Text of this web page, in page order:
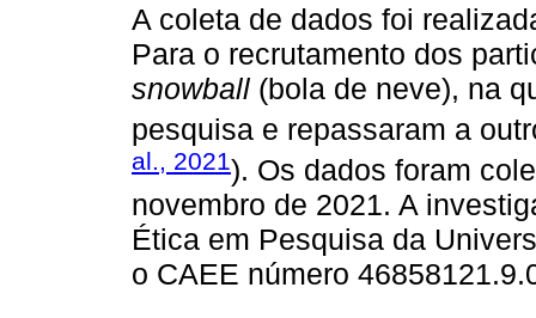
A coleta de dados foi
Para o recrutamento dos
snowball (bola de neve), na
pesquisa e repassaram a
al., 2021). Os dados foram
novembro de 2021. A
Ética em Pesquisa da
o CAEE número